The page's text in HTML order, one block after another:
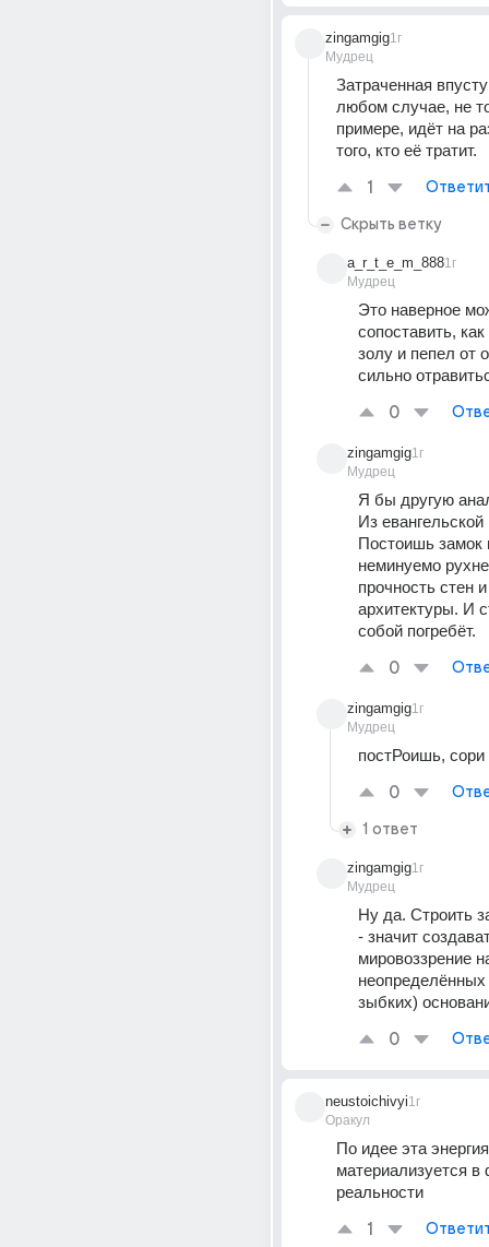
zingamgig
Мудрец
1г
Затраченная
любом случае, не
примере, идёт на
того, кто её тратит.
1
Скрыть ветку
a_r_t_e_m_888
Мудрец
1г
Это наверное
сопоставить,
золу и пепел от
сильно
0
zingamgig
Мудрец
1г
Я бы другую
Из евангельской
Постоишь замок
неминуемо
прочность стен
архитектуры. И
собой погребёт.
0
zingamgig
Мудрец
1г
постРоишь, сори
0
1 ответ
zingamgig
Мудрец
1г
Ну да. Строить
- значит
мировоззрение
неопределённых
зыбких)
0
neustoichivyi
Оракул
1г
По идее эта энергия
материализуется в
реальности
1